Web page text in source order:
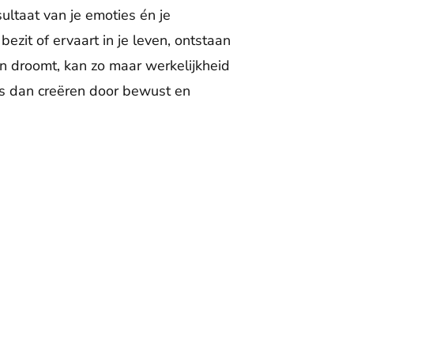
van je emoties én je
of ervaart in je leven, ontstaan
droomt, kan zo maar werkelijkheid
dan creëren door bewust en